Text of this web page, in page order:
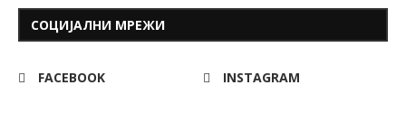
СОЦИЈАЛНИ МРЕЖИ
FACEBOOK INSTAGRAM